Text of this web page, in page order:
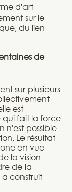
d'art
sur le
du lien
de
sur plusieurs
est
fait la force
n'est possible
Le résultat
en vue
la vision
de la
construit